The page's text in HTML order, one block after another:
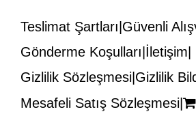
Teslimat Şartları Güvenli
Gönderme Koşulları İletişim
Gizlilik Sözleşmesi Gizlilik
Mesafeli Satış Sözleşmesi